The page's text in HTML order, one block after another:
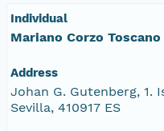
Individual
Mariano Corzo Toscano
Address
Johan G. Gutenberg, 1.
Sevilla, 410917 ES